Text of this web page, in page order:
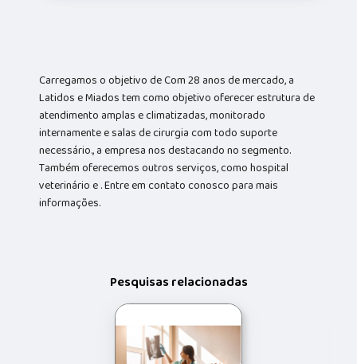
Carregamos o objetivo de Com 28 anos de mercado, a
Latidos e Miados tem como objetivo oferecer estrutura de
atendimento amplas e climatizadas, monitorado
internamente e salas de cirurgia com todo suporte
necessário., a empresa nos destacando no segmento.
Também oferecemos outros serviços, como hospital
veterinário e . Entre em contato conosco para mais
informações.
Pesquisas relacionadas